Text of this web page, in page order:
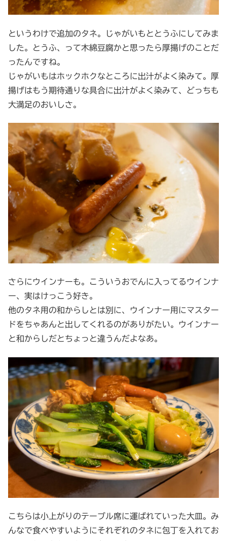
というわけで追加のタネ。じゃがいもととうふにしてみま
した。とうふ、って木綿豆腐かと思ったら厚揚げのことだ
ったんですね。
じゃがいもはホックホクなところに出汁がよく染みて。厚
揚げはもう期待通りな具合に出汁がよく染みて、どっちも
大満足のおいしさ。
さらにウインナーも。こういうおでんに入ってるウインナ
ー、実はけっこう好き。
他のタネ用の和からしとは別に、ウインナー用にマスター
ドをちゃあんと出してくれるのがありがたい。ウインナー
と和からしだとちょっと違うんだよなあ。
こちらは小上がりのテーブル席に運ばれていった大皿。み
んなで食べやすいようにそれぞれのタネに包丁を入れてお